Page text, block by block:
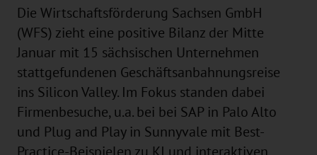
Die Wirtschaftsförderung Sachsen GmbH
(WFS) zieht eine positive Bilanz der Mitte
Januar mit 15 sächsischen Unternehmen
stattgefundenen Geschäftsanbahnungsreise
ins Silicon Valley. Im Fokus standen dabei
Firmenbesuche, u.a. bei bei SAP in Palo Alto
und Plug and Play in Sunnyvale mit Best-